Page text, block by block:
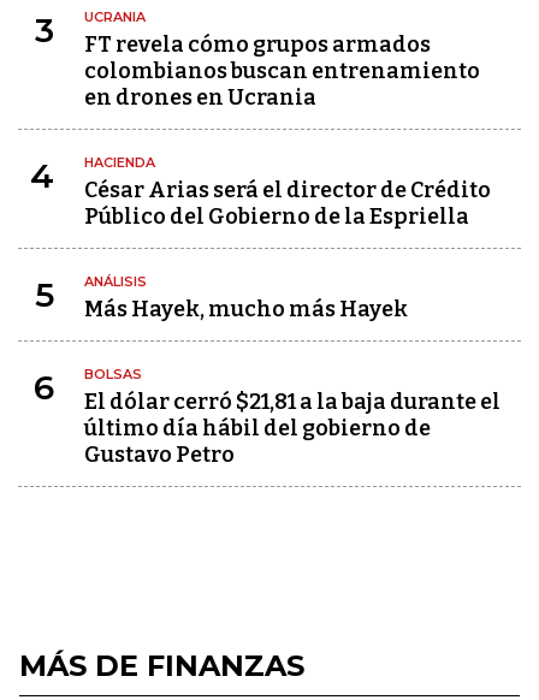
3 UCRANIA
FT revela cómo grupos armados
colombianos buscan entrenamiento
en drones en Ucrania
4 HACIENDA
César Arias será el director de Crédito
Público del Gobierno de la Espriella
5 ANÁLISIS
Más Hayek, mucho más Hayek
6 BOLSAS
El dólar cerró $21,81 a la baja durante el
último día hábil del gobierno de
Gustavo Petro
MÁS DE FINANZAS